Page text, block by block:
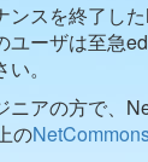
ンスを終了し
ユーザは至急
。
ニアの方で、
の